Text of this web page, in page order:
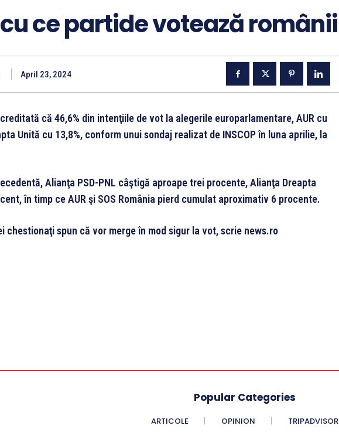
ce partide votează românii
April 23, 2024
că 46,6% din intenţiile de vot la alegerile europarlamentare, AUR cu
Unită cu 13,8%, conform unui sondaj realizat de INSCOP în luna aprilie, la
Alianţa PSD-PNL câştigă aproape trei procente, Alianţa Dreapta
în timp ce AUR şi SOS România pierd cumulat aproximativ 6 procente.
chestionaţi spun că vor merge în mod sigur la vot, scrie news.ro
Popular Categories
ARTICOLE OPINION TRIPADVISOR